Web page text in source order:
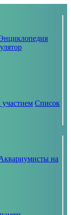
Список
на